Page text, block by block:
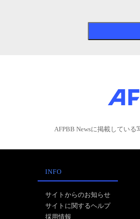
AFPBB Newsに掲載してい
INFO
サイトからのお知らせ
サイトに関するヘルプ
採用情報